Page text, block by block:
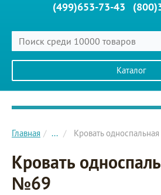
(499)653-73-43
Каталог
Главное меню сайта
Главная ... Кровать
Кровать
№69